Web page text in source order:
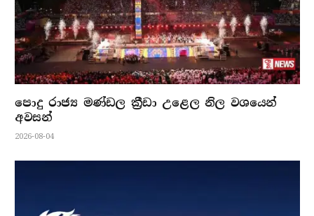
පොදු රාජ්‍ය මණ්ඩල ක්‍රීඩා උළෙල නිල වශයෙන්
අවසන්
2026-08-04